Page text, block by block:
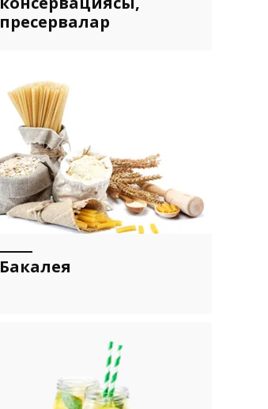
пресервалар
Бакалея